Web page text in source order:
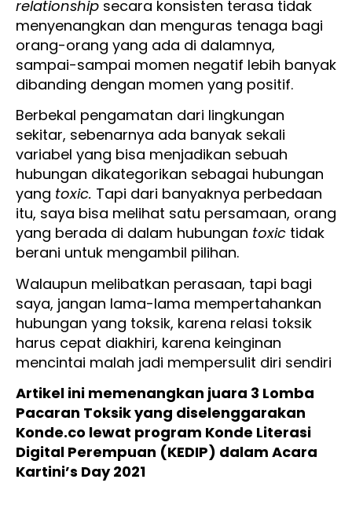
relationship secara konsisten terasa tidak
menyenangkan dan menguras tenaga bagi
orang-orang yang ada di dalamnya,
sampai-sampai momen negatif lebih banyak
dibanding dengan momen yang positif.
Berbekal pengamatan dari lingkungan
sekitar, sebenarnya ada banyak sekali
variabel yang bisa menjadikan sebuah
hubungan dikategorikan sebagai hubungan
yang toxic. Tapi dari banyaknya perbedaan
itu, saya bisa melihat satu persamaan, orang
yang berada di dalam hubungan toxic tidak
berani untuk mengambil pilihan.
Walaupun melibatkan perasaan, tapi bagi
saya, jangan lama-lama mempertahankan
hubungan yang toksik, karena relasi toksik
harus cepat diakhiri, karena keinginan
mencintai malah jadi mempersulit diri sendiri
Artikel ini memenangkan juara 3 Lomba
Pacaran Toksik yang diselenggarakan
Konde.co lewat program Konde Literasi
Digital Perempuan (KEDIP) dalam Acara
Kartini’s Day 2021